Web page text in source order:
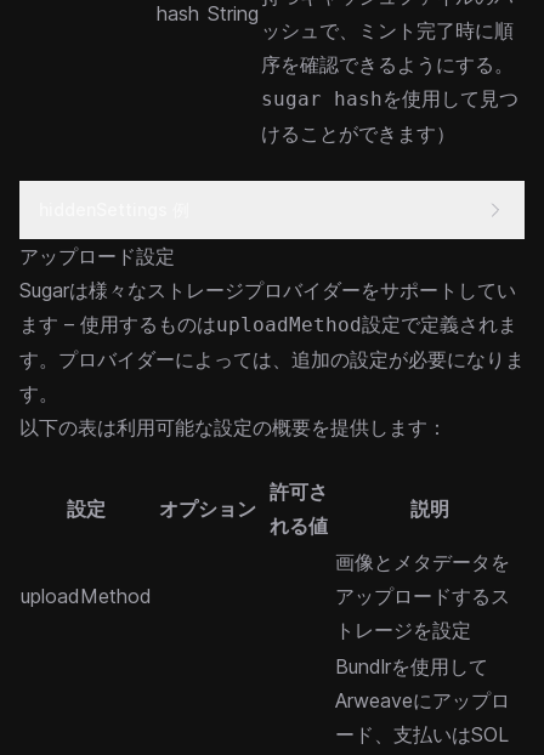
hash String
ッシュで、ミント完了時に順
序を確認できるようにする。
sugar hashを使用して見つ
けることができます）
アップロード設定
Sugarは様々なストレージプロバイダーをサポートしてい
ます – 使用するものはuploadMethod設定で定義されま
す。プロバイダーによっては、追加の設定が必要になりま
す。
以下の表は利用可能な設定の概要を提供します：
設定 オプション
許可さ
れる値
説明
uploadMethod
画像とメタデータを
アップロードするス
トレージを設定
Bundlrを使用して
Arweaveにアップロ
ード、支払いはSOL